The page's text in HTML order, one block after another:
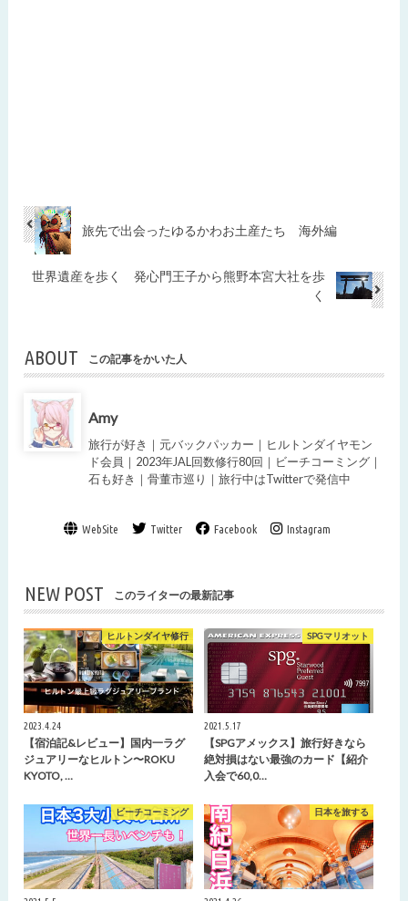
旅先で出会ったゆるかわお土産たち 海外編
世界遺産を歩く 発心門王子から熊野本宮大社を歩
く
ABOUT この記事をかいた人
Amy
旅行が好き｜元バックパッカー｜ヒルトンダイヤモン
ド会員｜2023年JAL回数修行80回｜ビーチコーミング｜
石も好き｜骨董市巡り｜旅行中はTwitterで発信中
WebSite Twitter Facebook Instagram
NEW POST このライターの最新記事
ヒルトンダイヤ修行
2023.4.24
【宿泊記&レビュー】国内一ラグ
ジュアリーなヒルトン〜ROKU
KYOTO, …
SPGマリオット
2021.5.17
【SPGアメックス】旅行好きなら
絶対損はない最強のカード【紹介
入会で60,0…
ビーチコーミング 日本を旅する